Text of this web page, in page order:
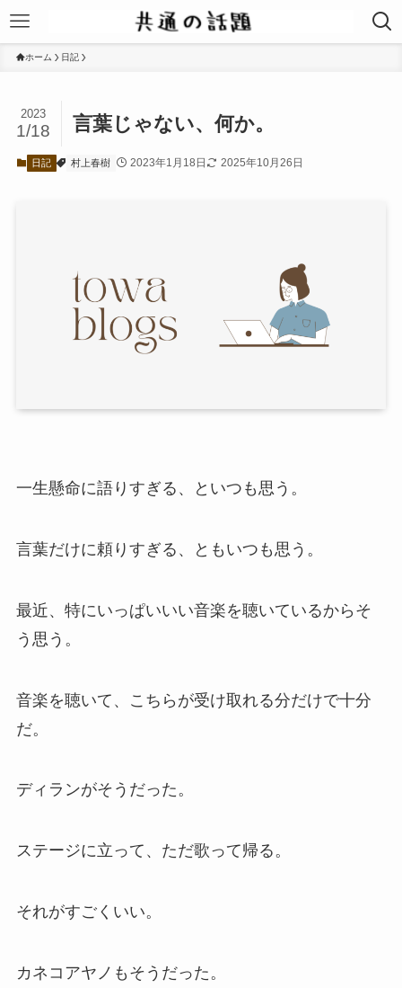
ホーム 日記
言葉じゃない、何か。
2023
1/18
日記 村上春樹 2023年1月18日 2025年10月26日
一生懸命に語りすぎる、といつも思う。
言葉だけに頼りすぎる、ともいつも思う。
最近、特にいっぱいいい音楽を聴いているからそ
う思う。
音楽を聴いて、こちらが受け取れる分だけで十分
だ。
ディランがそうだった。
ステージに立って、ただ歌って帰る。
それがすごくいい。
カネコアヤノもそうだった。